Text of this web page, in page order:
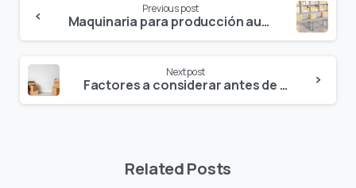
Reading
Previous post
Maquinaria para producción automática de cajas
Next post
Factores a considerar antes de tener maquinaria para cartón
Related Posts